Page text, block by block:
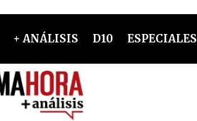
+ ANÁLISIS D10 ESPECIALES